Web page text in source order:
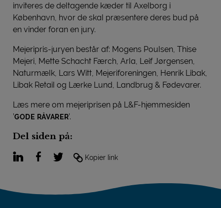
inviteres de deltagende kæder til Axelborg i
København, hvor de skal præsentere deres bud på
en vinder foran en jury.
Mejeripris-juryen består af: Mogens Poulsen, Thise
Mejeri, Mette Schacht Færch, Arla, Leif Jørgensen,
Naturmælk, Lars Witt, Mejeriforeningen, Henrik Libak,
Libak Retail og Lærke Lund, Landbrug & Fødevarer.
Læs mere om mejeriprisen på L&F-hjemmesiden
’GODE RÅVARER’.
Del siden på:
LinkedInFacebook
TwitterKopier link